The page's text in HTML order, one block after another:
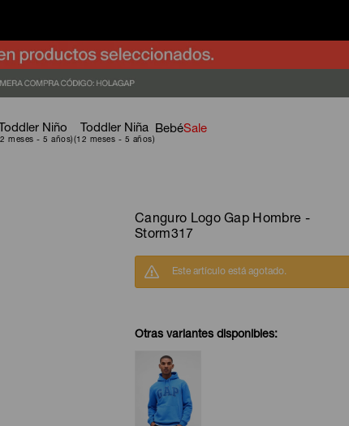
Toddler Niño Toddler Niña BebéSale
Canguro Logo Gap Hombre -
Storm317
Este artículo está agotado.
Otras variantes disponibles: